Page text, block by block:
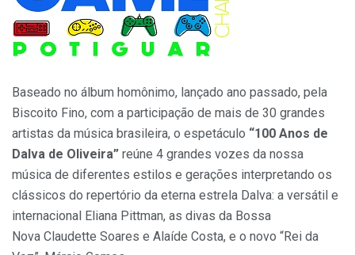
Baseado no álbum homônimo, lançado ano passado, pela
Biscoito Fino, com a participação de mais de 30 grandes
artistas da música brasileira, o espetáculo “100 Anos de
Dalva de Oliveira” reúne 4 grandes vozes da nossa
música de diferentes estilos e gerações interpretando os
clássicos do repertório da eterna estrela Dalva: a versátil e
internacional Eliana Pittman, as divas da Bossa
Nova Claudette Soares e Alaíde Costa, e o novo “Rei da